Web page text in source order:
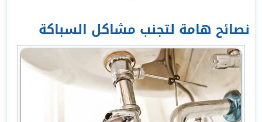
نصائح هامة لتجنب مشاكل السباكة